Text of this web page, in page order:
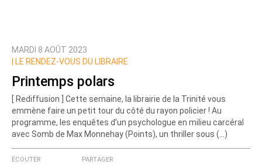
MARDI 8 AOÛT 2023
LE RENDEZ-VOUS DU LIBRAIRE
Printemps polars
[ Rediffusion ] Cette semaine, la librairie de la Trinité vous
emmène faire un petit tour du côté du rayon policier ! Au
programme, les enquêtes d’un psychologue en milieu carcéral
avec Somb de Max Monnehay (Points), un thriller sous (…)
ÉCOUTER PARTAGER